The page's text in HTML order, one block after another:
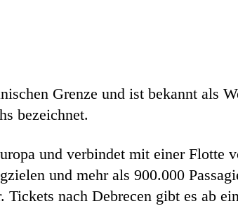
Grenze und ist bekannt als
bezeichnet.
und verbindet mit einer Flotte
und mehr als 900.000
nach Debrecen gibt es ab